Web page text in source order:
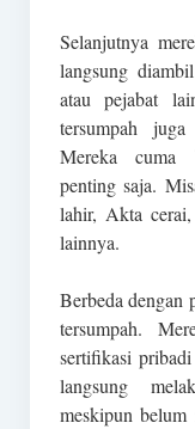
Selanjutnya
langsung
atau pejabat
tersumpah
Mereka cuma
penting saja.
lahir, Akta
lainnya.
Berbeda dengan
tersumpah.
sertifikasi
langsung
meskipun